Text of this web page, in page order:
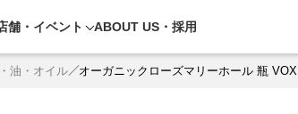
舗・ イベント ABOUT US・ 採用
油・オイル オーガニックローズマリーホール 瓶 VOX